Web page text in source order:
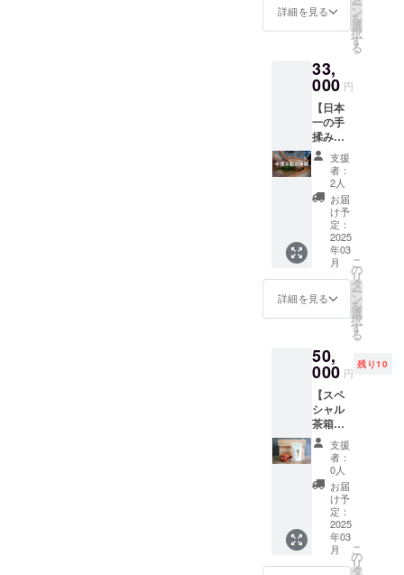
参加 開
催日：
間：13
時〜15
時 講
師：篤
庵 齋
藤篤子
1日の定
員：20
所：京
都おぶ
ぶ茶
苑 工
場2階イ
ベント
ス ※参
加希望
ご記入
くださ
い ※バ
スチ
ケット
の同時
購入を
オスス
メ ※体
験チ
ケット
は発送
より１
年間有
効
はつき
講師：
美土里
屋 和
所俊昌
1日の定
員：20
名 場
所：京
都おぶ
ぶ茶
苑 工
場前 ※
参加希
望日を
備考欄
入くだ
さい ※
の同時
購入を
オスス
メ ※体
験チ
ケット
は発送
より１
年間有
効
をたっ
ぷり受
けた優
わいの
抹茶と
抹茶道
具セッ
ト。抹
茶缶は
プルタ
ブ式に
なって
いて新
鮮な抹
茶の香
りを味
わうこ
とがで
きま
す。茶
山と呼
ばれる
大和・
高山に
ある認
定伝統
工芸士
である
翠竹園
さん制
作。こ
の機会
にぜひ
おぶぶ
の抹茶
をお楽
詳細を見る ー
ン
を
選
択
す
る
33,
000 円
【日本
一の手
揉み製
茶体
験】 お
ぶぶ×和
束 全国
手もみ
製茶技
術競技
大会に
て最優
秀賞を
二度獲
得し日
本一に
た、細
井農園
の細井
氏によ
る本格
的手揉
み煎茶
特別体
験。伝
統的な
手揉み
製茶で
用いら
れるホ
イロを
使用し
支援
者：
2人
お届
け予
定：
2025
年03
月
詳細を見る
こ
の
リ
タ
ー
ン
を
選
択
す
る
50,
000 円
残り10
【スペ
シャル
茶箱
セッ
ト】 お
ぶぶオ
リジナ
ルで
レー
ザー彫
刻を施
した茶
箱！お
支援
者：
0人
お届
け予
定：
2025
年03
月
こ
の
リ
タ